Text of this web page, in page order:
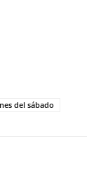
del sábado